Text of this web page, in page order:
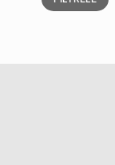
fiyat
fiyat